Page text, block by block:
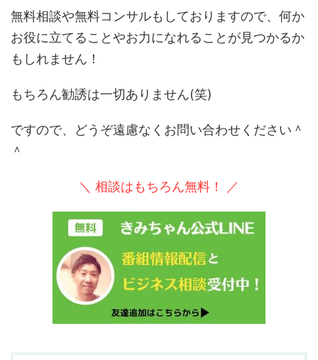
無料相談や無料コンサルもしておりますので、何か
お役に立てることやお力になれることが見つかるか
もしれません！
もちろん勧誘は一切ありません(笑)
ですので、どうぞ遠慮なくお問い合わせください＾
＾
＼ 相談はもちろん無料！ ／